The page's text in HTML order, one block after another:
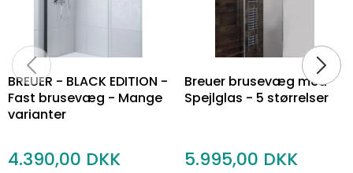
BREUER - BLACK EDITION -
Fast brusevæg - Mange
varianter
4.390,00
Breuer brusevæg med
Spejlglas - 5 størrelser
5.995,00